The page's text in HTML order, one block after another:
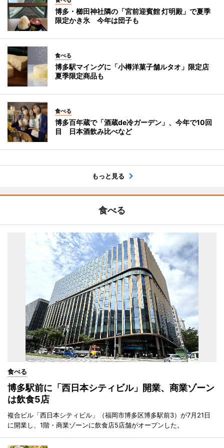
博多・櫛田神社隣の「宮前迎賓館 灯明殿」で夏季
限定かき氷 今年は団子も
食べる
博多駅マイングに「小樽洋菓子舗ルタオ」限定店
夏季限定商品も
食べる
博多百年蔵で「酒蔵de冷ガーデン」、今年で10回
目 日本酒飲み比べなど
もっと見る
食べる
食べる
博多駅前に「西日本シティビル」開業、商業ゾーン
は飲食5店
複合ビル「西日本シティビル」（福岡市博多区博多駅前3）が7月21日
に開業し、1階・商業ゾーンに飲食店5店舗がオープンした。